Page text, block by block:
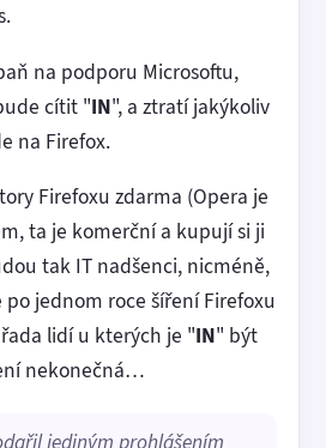
na podporu Microsoftu,
cítit "IN", a ztratí jakýkoliv
na Firefox.
Firefoxu zdarma (Opera je
ta je komerční a kupují si ji
tak IT nadšenci, nicméně,
jednom roce šíření Firefoxu
lidí u kterých je "IN" být
nekonečná…
jediným prohlášením